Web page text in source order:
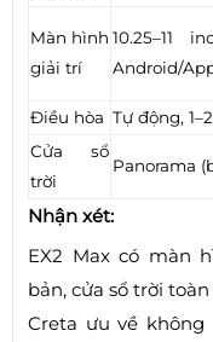
Màn hình
giải trí
10.25–11
Android/
Điều hòa Tự động,
Cửa sổ
trời
Panorama
Nhận xét:
EX2 Max có màn
bản, cửa sổ trời
Creta ưu về